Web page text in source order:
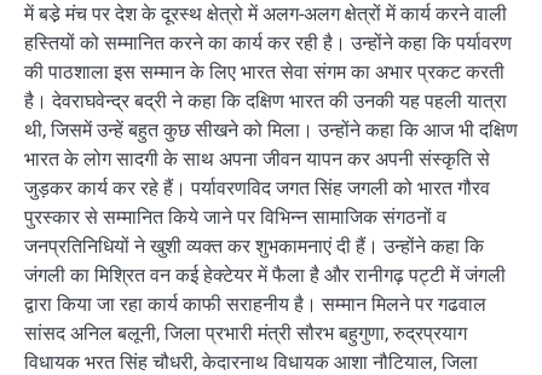
में बडे़ मंच पर देश के दूरस्थ क्षेत्रो में अलग-अलग क्षेत्रों में कार्य करने वाली
हस्तियों को सम्मानित करने का कार्य कर रही है। उन्होंने कहा कि पर्यावरण
की पाठशाला इस सम्मान के लिए भारत सेवा संगम का अभार प्रकट करती
है। देवराघवेन्द्र बद्री ने कहा कि दक्षिण भारत की उनकी यह पहली यात्रा
थी, जिसमें उन्हें बहुत कुछ सीखने को मिला। उन्होंने कहा कि आज भी दक्षिण
भारत के लोग सादगी के साथ अपना जीवन यापन कर अपनी संस्कृति से
जुड़कर कार्य कर रहे हैं। पर्यावरणविद जगत सिंह जगली को भारत गौरव
पुरस्कार से सम्मानित किये जाने पर विभिन्न सामाजिक संगठनों व
जनप्रतिनिधियों ने खुशी व्यक्त कर शुभकामनाएं दी हैं। उन्होंने कहा कि
जंगली का मिश्रित वन कई हेक्टेयर में फैला है और रानीगढ़ पट्टी में जंगली
द्वारा किया जा रहा कार्य काफी सराहनीय है। सम्मान मिलने पर गढवाल
सांसद अनिल बलूनी, जिला प्रभारी मंत्री सौरभ बहुगुणा, रुद्रप्रयाग
विधायक भरत सिंह चौधरी, केदारनाथ विधायक आशा नौटियाल, जिला